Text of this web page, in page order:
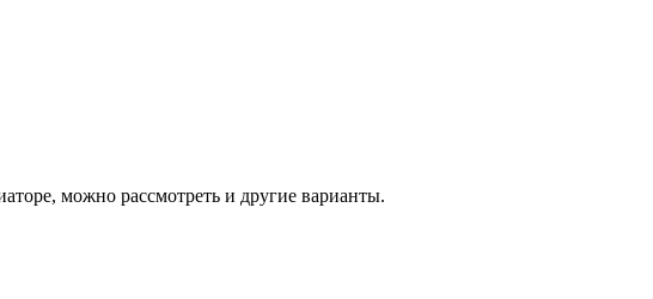
можно рассмотреть и другие варианты.